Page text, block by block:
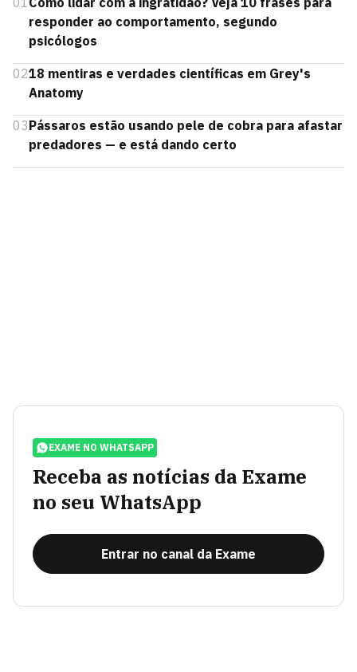
responder ao comportamento, segundo
psicólogos
0218 mentiras e verdades científicas em Grey's
Anatomy
03Pássaros estão usando pele de cobra para afastar
predadores — e está dando certo
EXAME NO WHATSAPP
Receba as notícias da Exame
no seu WhatsApp
Entrar no canal da Exame